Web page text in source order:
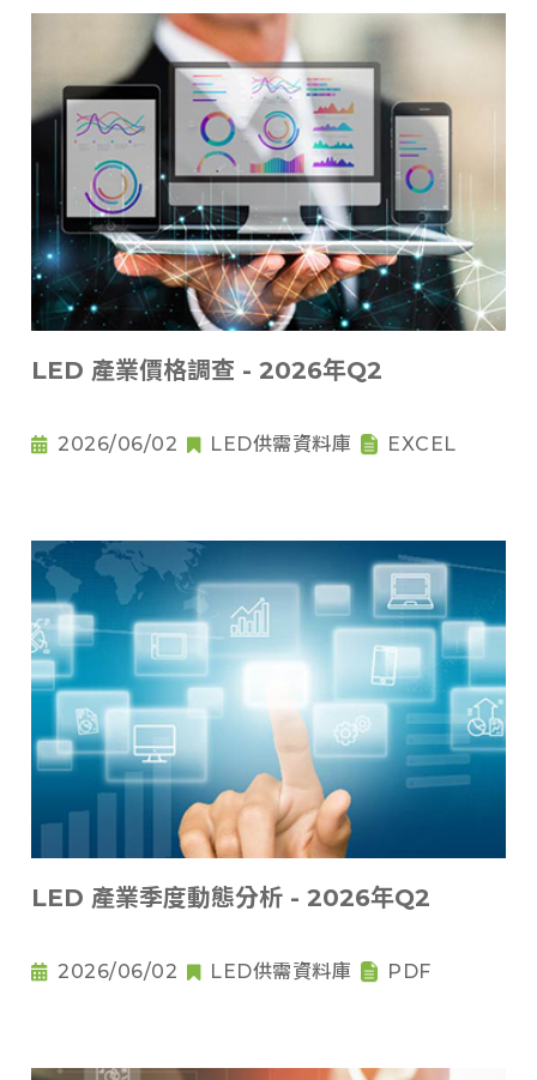
LED 產業價格調查 - 2026年Q2
2026/06/02 LED供需資料庫 EXCEL
LED 產業季度動態分析 - 2026年Q2
2026/06/02 LED供需資料庫 PDF